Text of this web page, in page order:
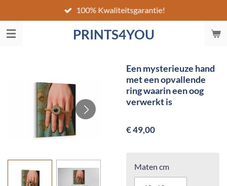
direct
naar
PRINTS4YOU
100% Kwaliteitsgarantie!
Een mysterieuze hand
met een opvallende
ring waarin een oog
verwerkt is
€ 49,00
Maten cm